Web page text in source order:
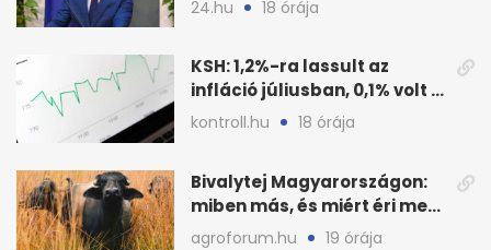
24.hu 18 órája
KSH: 1,2%-ra lassult az
infláció júliusban, 0,1% volt a
havi áresés
kontroll.hu 18 órája
Bivalytej Magyarországon:
miben más, és miért éri meg
feldolgozni?
agroforum.hu 19 órája